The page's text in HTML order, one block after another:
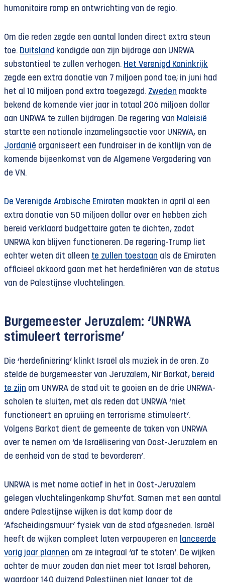
humanitaire ramp en ontwrichting van de regio.
Om die reden zegde een aantal landen direct extra steun
toe. Duitsland kondigde aan zijn bijdrage aan UNRWA
substantieel te zullen verhogen. Het Verenigd Koninkrijk
zegde een extra donatie van 7 miljoen pond toe; in juni had
het al 10 miljoen pond extra toegezegd. Zweden maakte
bekend de komende vier jaar in totaal 206 miljoen dollar
aan UNRWA te zullen bijdragen. De regering van Maleisië
startte een nationale inzamelingsactie voor UNRWA, en
Jordanië organiseert een fundraiser in de kantlijn van de
komende bijeenkomst van de Algemene Vergadering van
de VN.
De Verenigde Arabische Emiraten maakten in april al een
extra donatie van 50 miljoen dollar over en hebben zich
bereid verklaard budgettaire gaten te dichten, zodat
UNRWA kan blijven functioneren. De regering-Trump liet
echter weten dit alleen te zullen toestaan als de Emiraten
officieel akkoord gaan met het herdefiniëren van de status
van de Palestijnse vluchtelingen.
Burgemeester Jeruzalem: ‘UNRWA
stimuleert terrorisme’
Die ‘herdefiniëring’ klinkt Israël als muziek in de oren. Zo
stelde de burgemeester van Jeruzalem, Nir Barkat, bereid
te zijn om UNWRA de stad uit te gooien en de drie UNRWA-
scholen te sluiten, met als reden dat UNRWA ‘niet
functioneert en opruiing en terrorisme stimuleert’.
Volgens Barkat dient de gemeente de taken van UNRWA
over te nemen om ‘de Israëlisering van Oost-Jeruzalem en
de eenheid van de stad te bevorderen’.
UNRWA is met name actief in het in Oost-Jeruzalem
gelegen vluchtelingenkamp Shu’fat. Samen met een aantal
andere Palestijnse wijken is dat kamp door de
‘Afscheidingsmuur’ fysiek van de stad afgesneden. Israël
heeft de wijken compleet laten verpauperen en lanceerde
vorig jaar plannen om ze integraal ‘af te stoten’. De wijken
achter de muur zouden dan niet meer tot Israël behoren,
waardoor 140 duizend Palestijnen niet langer tot de